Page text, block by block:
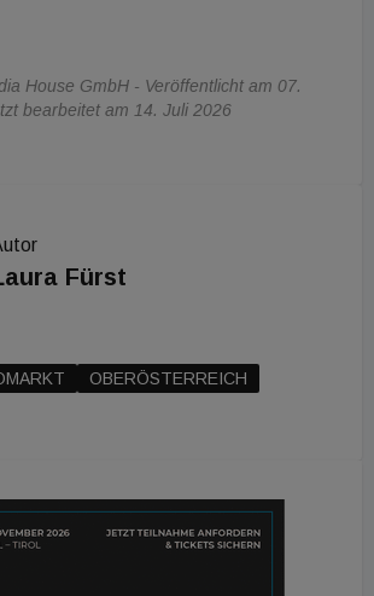
House GmbH - Veröffentlicht am 07.
bearbeitet am 14. Juli 2026
Fürst
OBERÖSTERREICH